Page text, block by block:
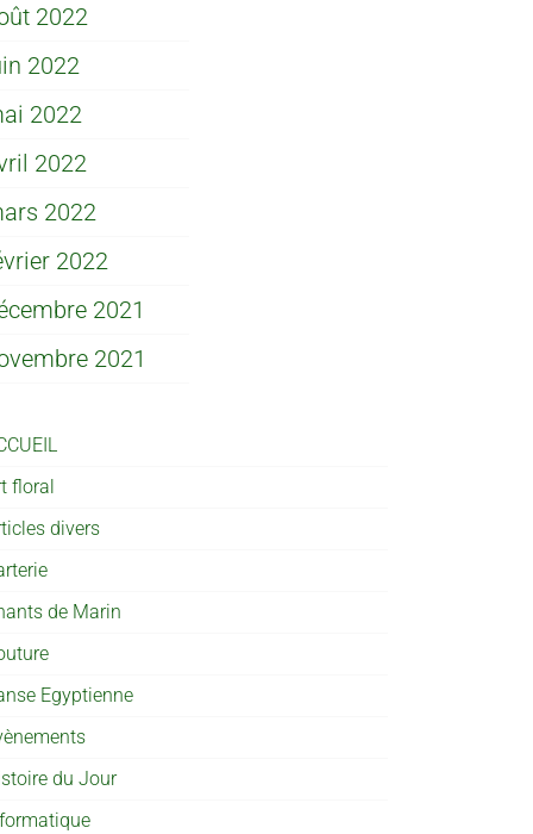
2022
2022
2022
2022
2022
2022
2021
2021
floral
divers
de Marin
Egyptienne
du Jour